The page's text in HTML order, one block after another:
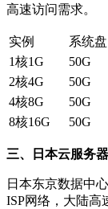
高速访问需求。
实例 系统盘
1核1G
50G
2核4G
50G
4核8G
50G
8核16G
50G
三、日本云服务器
日本东京数据中
ISP网络，大陆高